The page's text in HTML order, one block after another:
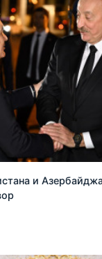
и